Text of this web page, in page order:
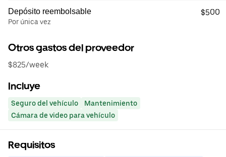
Depósito reembolsable
Por única vez
$500
Otros gastos del proveedor
$825/week
Incluye
Seguro del vehículo
Mantenimiento
Cámara de video para vehículo
Requisitos